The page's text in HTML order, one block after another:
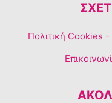
Πολιτική Cookies -